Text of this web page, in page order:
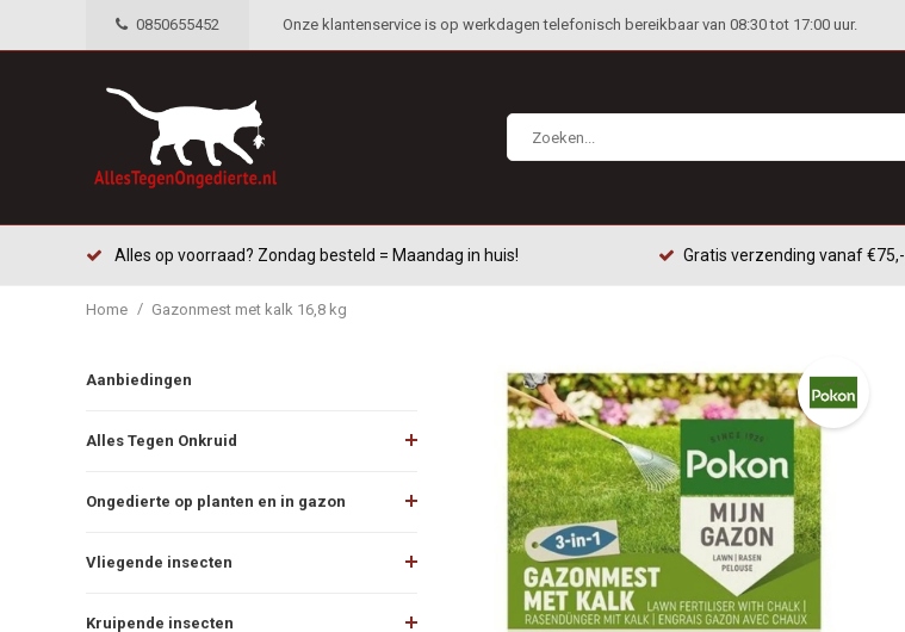
0850655452 Onze klantenservice is op werkdagen telefonisch bereikbaar van 08:30 tot 17:00 uur.
Alles op voorraad? Zondag besteld = Maandag in huis! Gratis verzending vanaf €75,-
Home / Gazonmest met kalk 16,8 kg
Aanbiedingen
Alles Tegen Onkruid
Ongedierte op planten en in gazon
Vliegende insecten
Kruipende insecten